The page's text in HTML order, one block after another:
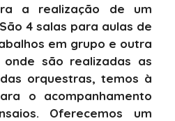
a realização de um
4 salas para aulas de
em grupo e outra
são realizadas as
orquestras, temos à
o acompanhamento
Oferecemos um